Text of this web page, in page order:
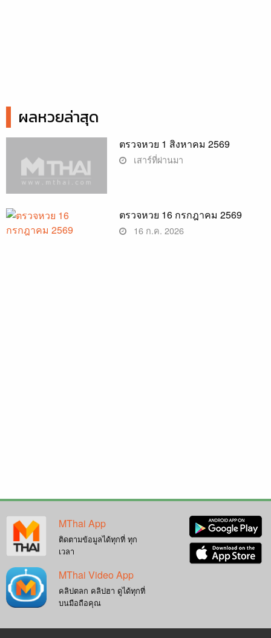
ผลหวยล่าสุด
ตรวจหวย 1 สิงหาคม 2569
เสาร์ที่ผ่านมา
ตรวจหวย 16 กรกฎาคม 2569
16 ก.ค. 2026
MThai App
ติดตามข้อมูลได้ทุกที่ ทุก
เวลา
MThai Video App
คลิปตลก คลิปฮา ดูได้ทุกที่
บนมือถือคุณ